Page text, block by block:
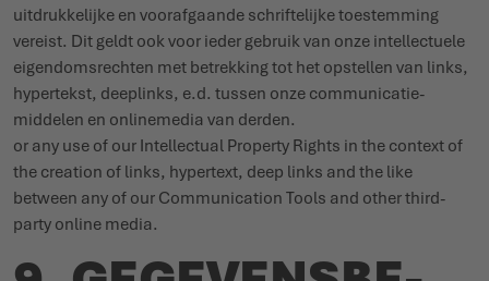
uitdruk­kelijke en voor­af­gaande schrif­telijke toestemming
vereist. Dit geldt ook voor ieder gebruik van onze intel­lectuele
eigen­doms­rechten met betrekking tot het opstellen van links,
hypertekst, deeplinks, e.d. tussen onze commu­ni­ca­tie­
middelen en onli­nemedia van derden.
or any use of our Intel­lectual Property Rights in the context of
the creation of links, hypertext, deep links and the like
between any of our Commu­ni­cation Tools and other third-
party online media.